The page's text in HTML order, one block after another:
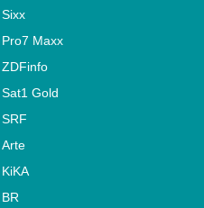
Sixx
Pro7 Maxx
ZDFinfo
Sat1 Gold
SRF
Arte
KiKA
BR